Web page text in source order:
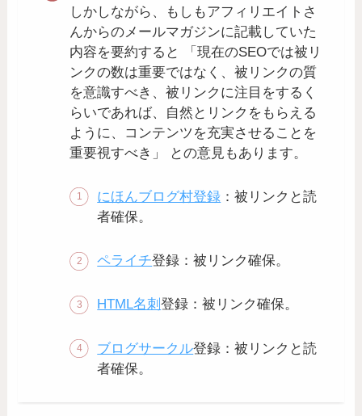
しかしながら、もしもアフィリエイトさ
んからのメールマガジンに記載していた
内容を要約すると 「現在のSEOでは被リ
ンクの数は重要ではなく、被リンクの質
を意識すべき、被リンクに注目をするく
らいであれば、自然とリンクをもらえる
ように、コンテンツを充実させることを
重要視すべき」 との意見もあります。
にほんブログ村登録 ：被リンクと読
者確保。
ペライチ登録：被リンク確保。
HTML名刺登録：被リンク確保。
ブログサークル登録：被リンクと読
者確保。